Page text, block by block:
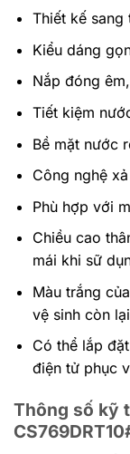
Thiết kế sang
Kiểu dáng
Nắp đóng
Tiết kiệm
Bề mặt nước
Công nghệ
Phù hợp với
Chiều cao
mái khi sữ
Màu trắng
vệ sinh còn lại
Có thể lắp
điện tử phục
Thông số kỹ